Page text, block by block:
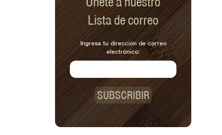
Lista de correo
Ingresa tu dirección de correo
electrónico:
SUBSCRIBIR